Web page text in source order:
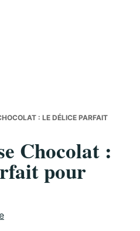
: LE DÉLICE PARFAIT
Chocolat :
pour